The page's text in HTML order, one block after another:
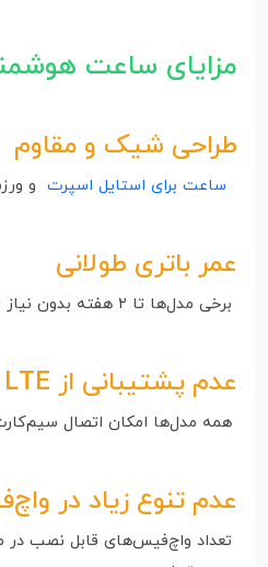
مزایای ساعت
طراحی شیک و مقاوم
ساعت برای استایل‌ اسپرت و
عمر باتری طولانی
برخی مدل‌ها تا ۲ هفته بدون نیاز به شارژ دوام دارند.
عدم پشتیبانی از LTE در برخی مدل‌ها
همه مدل‌ها امکان اتصال
عدم تنوع زیاد در
تعداد واچ‌فیس‌های قابل نصب در